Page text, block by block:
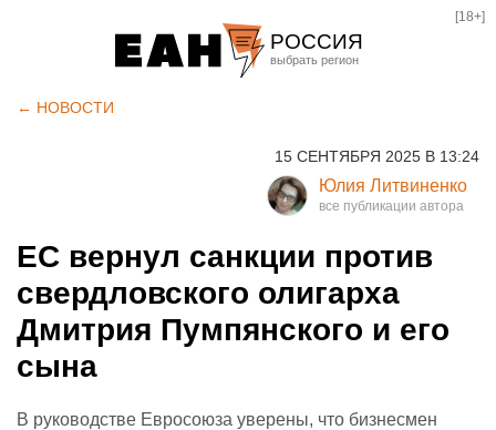
РОССИЯ
Курган
Оренбург
[18+]
← НОВОСТИ
15 СЕНТЯБРЯ 2025 В 13:24
Юлия Литвиненко
ЕС вернул санкции против
свердловского олигарха
Дмитрия Пумпянского и его
сына
В руководстве Евросоюза уверены, что бизнесмен